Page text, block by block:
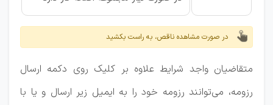
در صورت مشاهده ناقص، به راست بکشید
متقاضیان واجد شرایط علاوه بر کلیک روی دکمه ارسال
رزومه، می‌توانند رزومه خود را به ایمیل زیر ارسال و یا با